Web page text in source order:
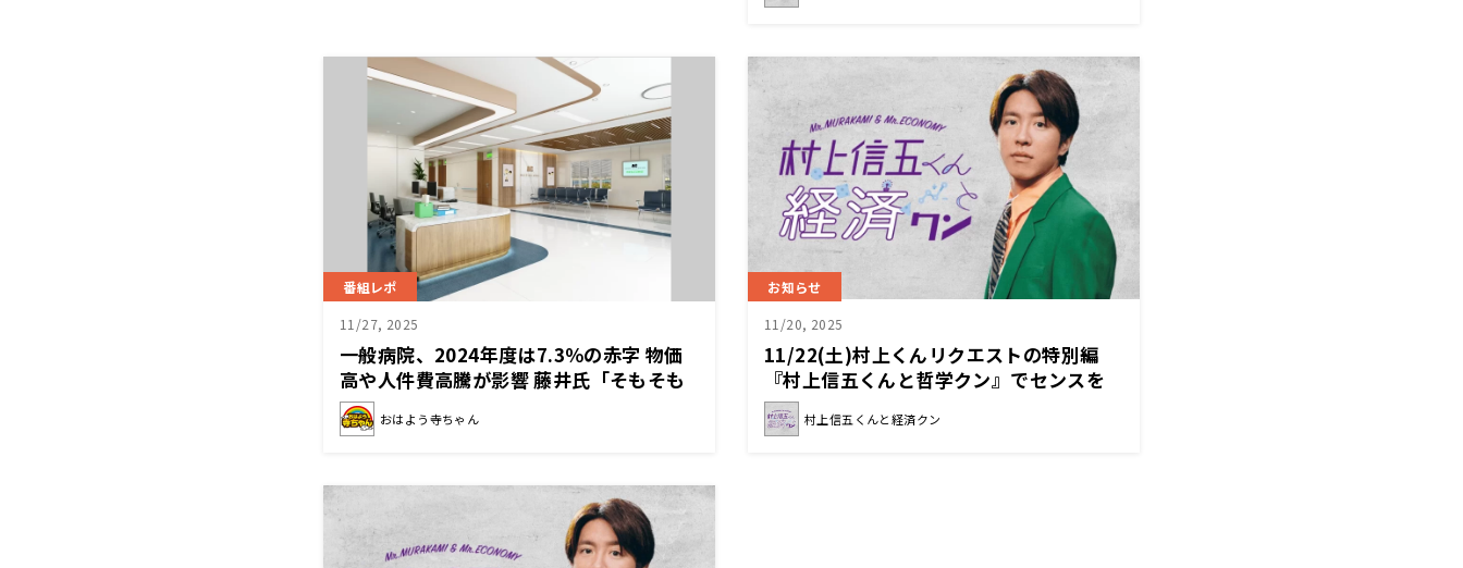
番組レポ
11/27, 2025
一般病院、2024年度は7.3％の赤字 物価
高や人件費高騰が影響 藤井氏「そもそも
病院というものは……」
おはよう寺ちゃん
お知らせ
11/20, 2025
11/22(土)村上くんリクエストの特別編
『村上信五くんと哲学クン』でセンスを
考える！『村上信五くんと経済クン』
村上信五くんと経済クン